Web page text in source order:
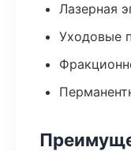
Лазерная
Уходовые